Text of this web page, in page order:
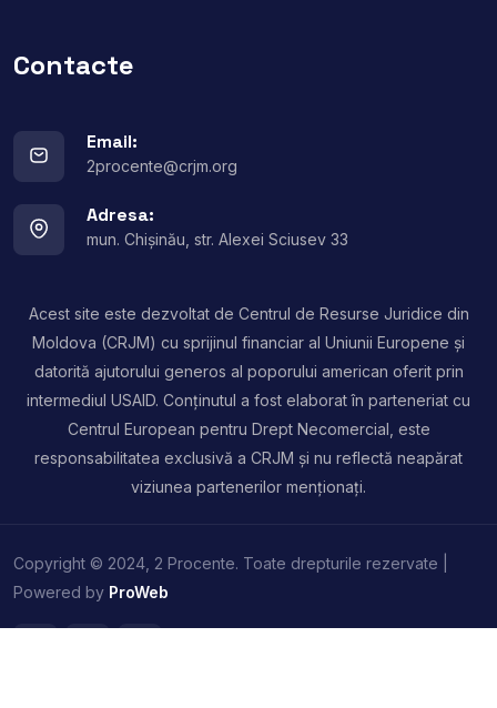
Contacte
Email:
2procente@crjm.org
Adresa:
mun. Chișinău, str. Alexei Sciusev 33
Acest site este dezvoltat de Centrul de Resurse Juridice din
Moldova (CRJM) cu sprijinul financiar al Uniunii Europene și
datorită ajutorului generos al poporului american oferit prin
intermediul USAID. Conținutul a fost elaborat în parteneriat cu
Centrul European pentru Drept Necomercial, este
responsabilitatea exclusivă a CRJM și nu reflectă neapărat
viziunea partenerilor menționați.
Copyright © 2024, 2 Procente. Toate drepturile rezervate |
Powered by ProWeb